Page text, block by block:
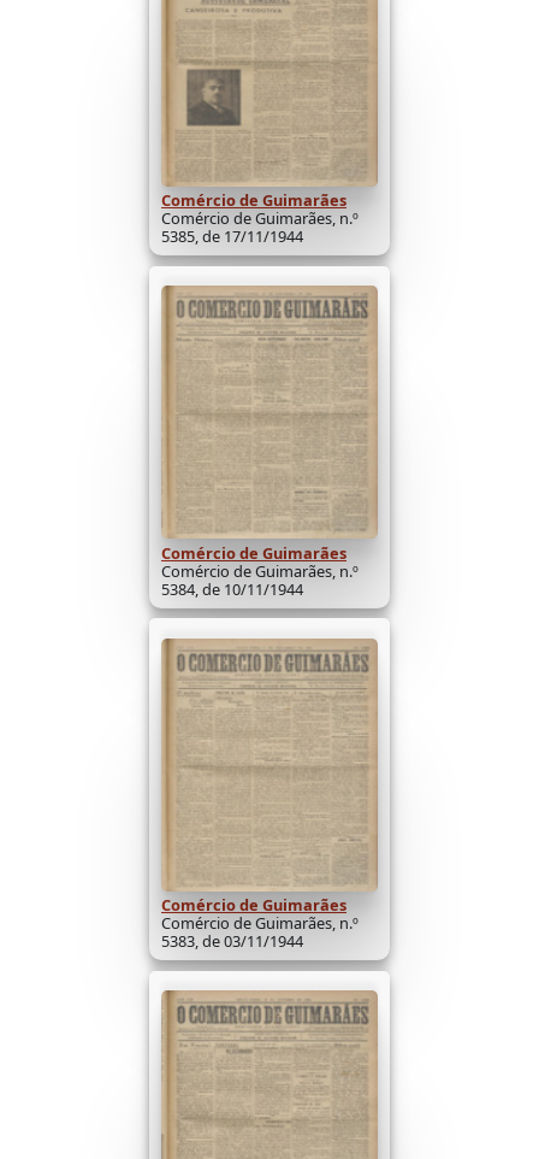
Comércio de Guimarães
Comércio de Guimarães, n.º
5385, de 17/11/1944
Comércio de Guimarães
Comércio de Guimarães, n.º
5384, de 10/11/1944
Comércio de Guimarães
Comércio de Guimarães, n.º
5383, de 03/11/1944